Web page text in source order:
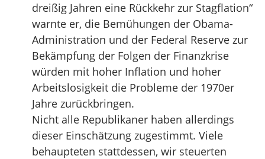
dreißig Jahren eine Rückkehr zur Stagflation“
warnte er, die Bemühungen der Obama-
Administration und der Federal Reserve zur
Bekämpfung der Folgen der Finanzkrise
würden mit hoher Inflation und hoher
Arbeitslosigkeit die Probleme der 1970er
Jahre zurückbringen.
Nicht alle Republikaner haben allerdings
dieser Einschätzung zugestimmt. Viele
behaupteten stattdessen, wir steuerten